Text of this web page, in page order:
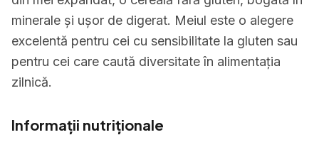
minerale și ușor de digerat. Meiul este o alegere
excelentă pentru cei cu sensibilitate la gluten sau
pentru cei care caută diversitate în alimentația
zilnică.
Informații nutriționale